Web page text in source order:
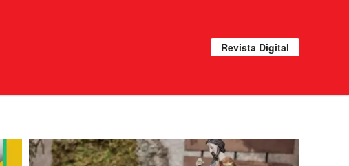
Revista Digital